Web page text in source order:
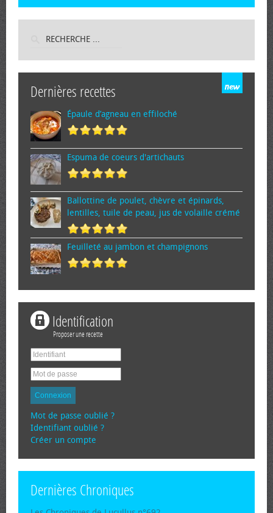
Dernières recettes
Épaule d’agneau en effiloché
Espuma de cœurs d'artichauts
Ballottine de poulet, chèvre et épinards,
lentilles, tuile de peau, jus de volaille crémé
Feuilleté au jambon et champignons
Identification
Proposer une recette
Connexion
Mot de passe oublié ?
Identifiant oublié ?
Créer un compte
Dernières Chroniques